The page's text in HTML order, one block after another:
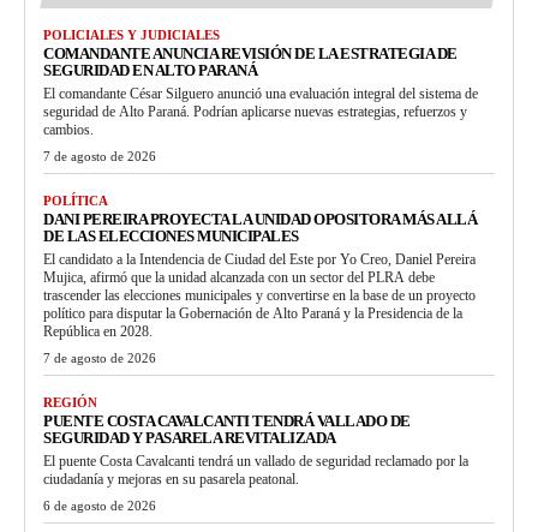
POLICIALES Y JUDICIALES
COMANDANTE ANUNCIA REVISIÓN DE LA ESTRATEGIA DE
SEGURIDAD EN ALTO PARANÁ
El comandante César Silguero anunció una evaluación integral del sistema de
seguridad de Alto Paraná. Podrían aplicarse nuevas estrategias, refuerzos y
cambios.
7 de agosto de 2026
POLÍTICA
DANI PEREIRA PROYECTA LA UNIDAD OPOSITORA MÁS ALLÁ
DE LAS ELECCIONES MUNICIPALES
El candidato a la Intendencia de Ciudad del Este por Yo Creo, Daniel Pereira
Mujica, afirmó que la unidad alcanzada con un sector del PLRA debe
trascender las elecciones municipales y convertirse en la base de un proyecto
político para disputar la Gobernación de Alto Paraná y la Presidencia de la
República en 2028.
7 de agosto de 2026
REGIÓN
PUENTE COSTA CAVALCANTI TENDRÁ VALLADO DE
SEGURIDAD Y PASARELA REVITALIZADA
El puente Costa Cavalcanti tendrá un vallado de seguridad reclamado por la
ciudadanía y mejoras en su pasarela peatonal.
6 de agosto de 2026